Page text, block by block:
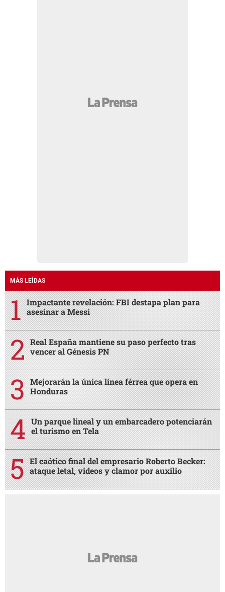
MÁS LEÍDAS
Impactante revelación: FBI destapa plan para
asesinar a Messi
Real España mantiene su paso perfecto tras
vencer al Génesis PN
Mejorarán la única línea férrea que opera en
Honduras
Un parque lineal y un embarcadero potenciarán
el turismo en Tela
El caótico final del empresario Roberto Becker:
ataque letal, videos y clamor por auxilio